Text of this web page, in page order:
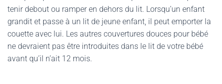
tenir debout ou ramper en dehors du lit. Lorsqu’un enfant
grandit et passe à un lit de jeune enfant, il peut emporter la
couette avec lui. Les autres couvertures douces pour bébé
ne devraient pas être introduites dans le lit de votre bébé
avant qu’il n’ait 12 mois.